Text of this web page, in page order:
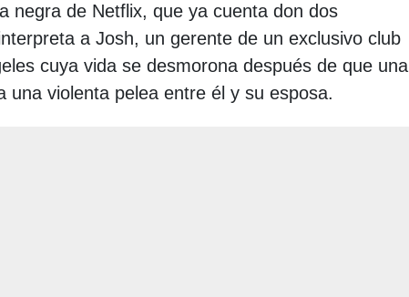
negra de Netflix, que ya cuenta don dos
a Josh, un gerente de un exclusivo club
cuya vida se desmorona después de que una
una violenta pelea entre él y su esposa.